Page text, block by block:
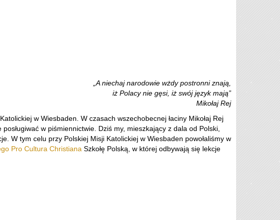
„A niechaj narodowie wżdy postronni znają,
iż Polacy nie gęsi, iż swój język mają”
Mikołaj Rej
w Wiesbaden. W czasach wszechobecnej łaciny Mikołaj Rej
w piśmiennictwie. Dziś my, mieszkający z dala od Polski,
W tym celu przy Polskiej Misji Katolickiej w Wiesbaden powołaliśmy w
Pro Cultura Christiana Szkołę Polską, w której odbywają się lekcje